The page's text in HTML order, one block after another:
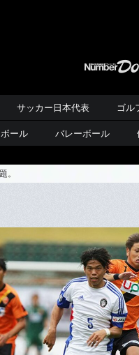
サッカー日本代表 ゴル
ール バレーボール
。